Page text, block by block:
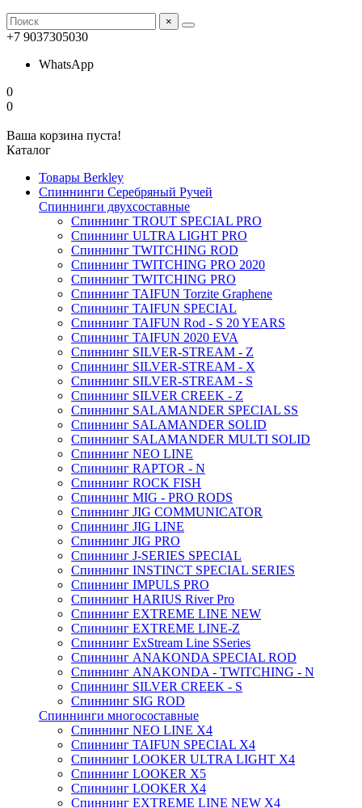
×
+7 9037305030
WhatsApp
0
0
Ваша корзина пуста!
Каталог
Товары Berkley
Спиннинги Серебряный Ручей
Спиннинги двухсоставные
Спиннинг TROUT SPECIAL PRO
Спиннинг ULTRA LIGHT PRO
Спиннинг TWITCHING ROD
Спиннинг TWITCHING PRO 2020
Спиннинг TWITCHING PRO
Спиннинг TAIFUN Torzite Graphene
Спиннинг TAIFUN SPECIAL
Спиннинг TAIFUN Rod - S 20 YEARS
Спиннинг TAIFUN 2020 EVA
Спиннинг SILVER-STREAM - Z
Спиннинг SILVER-STREAM - X
Спиннинг SILVER-STREAM - S
Спиннинг SILVER CREEK - Z
Спиннинг SALAMANDER SPECIAL SS
Спиннинг SALAMANDER SOLID
Спиннинг SALAMANDER MULTI SOLID
Спиннинг NEO LINE
Спиннинг RAPTOR - N
Спиннинг ROCK FISH
Спиннинг MIG - PRO RODS
Спиннинг JIG COMMUNICATOR
Спиннинг JIG LINE
Спиннинг JIG PRO
Спиннинг J-SERIES SPECIAL
Спиннинг INSTINCT SPECIAL SERIES
Спиннинг IMPULS PRO
Спиннинг HARIUS River Pro
Спиннинг EXTREME LINE NEW
Спиннинг EXTREME LINE-Z
Спиннинг ExStream Line SSeries
Спиннинг ANAKONDA SPECIAL ROD
Спиннинг ANAKONDA - TWITCHING - N
Спиннинг SILVER CREEK - S
Спиннинг SIG ROD
Спиннинги многосоставные
Спиннинг NEO LINE X4
Спиннинг TAIFUN SPECIAL X4
Спиннинг LOOKER ULTRA LIGHT X4
Спиннинг LOOKER X5
Спиннинг LOOKER X4
Спиннинг EXTREME LINE NEW X4